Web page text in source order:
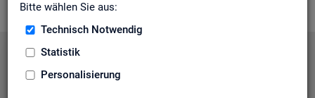
Bitte wählen Sie aus:
Technisch Notwendig
Statistik
Personalisierung